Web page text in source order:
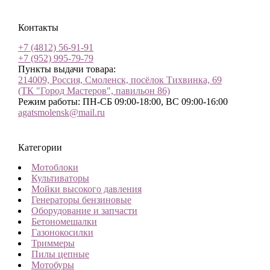
Контакты
+7 (4812) 56-91-91
+7 (952) 995-79-79
Пункты выдачи товара:
214009, Россия, Смоленск, посёлок Тихвинка, 69
(ТК "Город Мастеров", павильон 86)
Режим работы: ПН-СБ 09:00-18:00, ВС 09:00-16:00
agatsmolensk@mail.ru
Категории
Мотоблоки
Культиваторы
Мойки высокого давления
Генераторы бензиновые
Оборудование и запчасти
Бетономешалки
Газонокосилки
Триммеры
Пилы цепные
Мотобуры